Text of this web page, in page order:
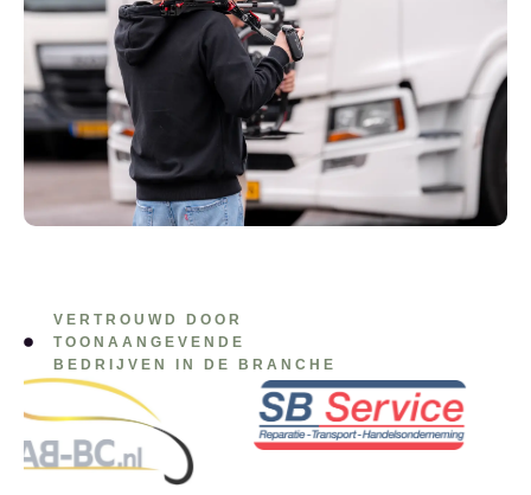
VERTROUWD DOOR
TOONAANGEVENDE
BEDRIJVEN IN DE BRANCHE